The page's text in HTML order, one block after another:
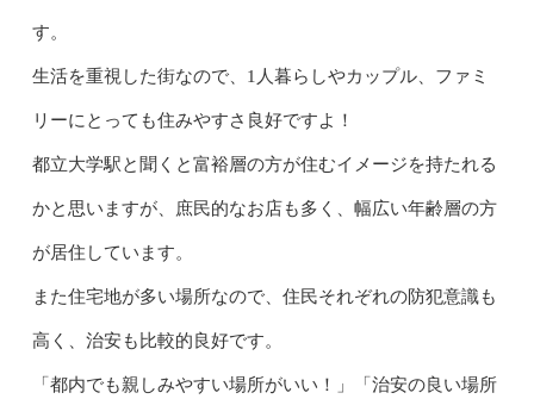
す。
生活を重視した街なので、1人暮らしやカップル、ファミ
リーにとっても住みやすさ良好ですよ！
都立大学駅と聞くと富裕層の方が住むイメージを持たれる
かと思いますが、庶民的なお店も多く、幅広い年齢層の方
が居住しています。
また住宅地が多い場所なので、住民それぞれの防犯意識も
高く、治安も比較的良好です。
「都内でも親しみやすい場所がいい！」「治安の良い場所